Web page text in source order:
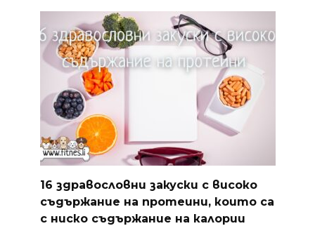
16 здравословни закуски с високо
съдържание на протеини, които са
с ниско съдържание на калории